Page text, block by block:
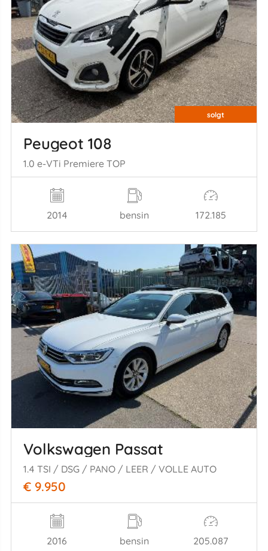
solgt
Peugeot 108
1.0 e-VTi Premiere TOP
2014 bensin 172.185
Volkswagen Passat
1.4 TSI / DSG / PANO / LEER / VOLLE AUTO
€ 9.950
2016 bensin 205.087